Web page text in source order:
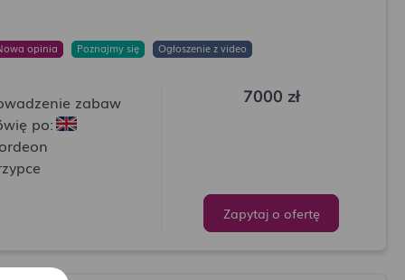
opinia Poznajmy się Ogłoszenie z video
zabaw
po:
7000 zł
Zapytaj o ofertę